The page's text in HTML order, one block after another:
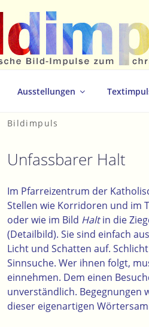
Ausstellungen
Bildimpuls
Unfassbarer Halt
Im Pfarreizentrum der
Stellen wie Korridoren und im
oder wie im Bild Haltin die
(Detailbild). Sie sind einfach
Licht und Schatten auf.
Sinnsuche. Wer ihnen folgt,
einnehmen. Dem einen
unverständlich. Begegnungen
dieser eigenartigen